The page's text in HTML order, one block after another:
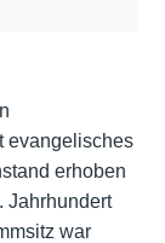
evangelisches
erhoben
Jahrhundert
war